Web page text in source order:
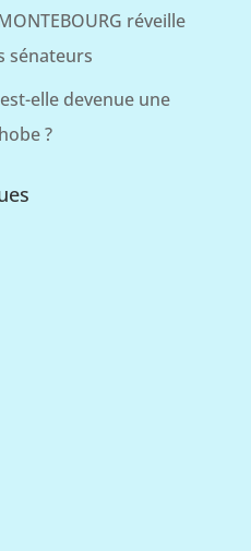
réveille
sénateurs
elle devenue une
?